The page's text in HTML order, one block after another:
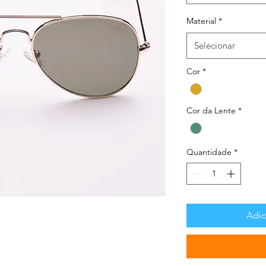
Material *
Selecionar
Cor *
Cor da Lente *
Quantidade *